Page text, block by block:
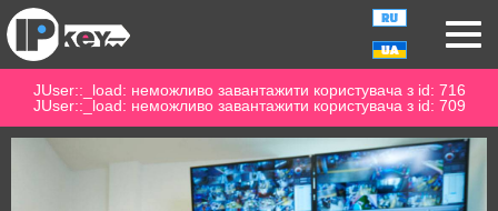
JUser::_load: неможливо завантажити користувача з id: 716
JUser::_load: неможливо завантажити користувача з id: 709